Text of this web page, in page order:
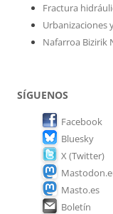
Fractura
Urbanizaciones
Nafarroa Bizirik
SÍGUENOS
Facebook
Bluesky
X (Twitter)
Masto.es
Boletín